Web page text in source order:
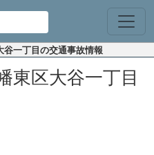
谷一丁目の交通事故情報
東区大谷一丁目